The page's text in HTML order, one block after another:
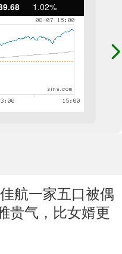
1.02%
航一家五口被偶
贵气，比女婿更